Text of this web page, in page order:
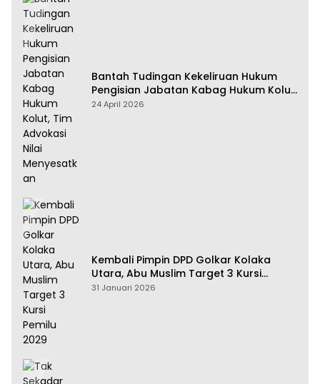
Bantah Tudingan Kekeliruan Hukum
Pengisian Jabatan Kabag Hukum Kolut,
Tim Advokasi Nilai Menyesatkan
24 April 2026
Kembali Pimpin DPD Golkar Kolaka
Utara, Abu Muslim Target 3 Kursi
Pemilu 2029
31 Januari 2026